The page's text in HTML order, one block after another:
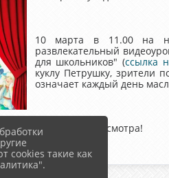
10 марта в 11.00 на
развлекательный
для школьников" (ссылка
куклу Петрушку, зрители
означает каждый день
Приятного просмотра!
cookies такие как